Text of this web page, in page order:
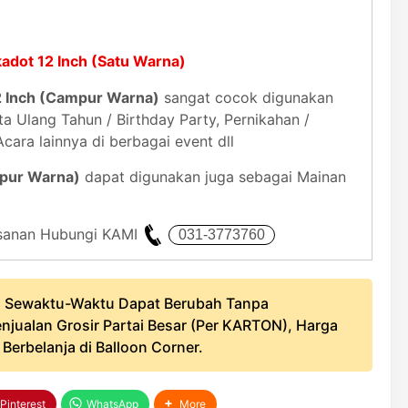
12 Inch (Satu Warna)
Inch (Campur Warna) sangat cocok digunakan
Ulang Tahun / Birthday Party, Pernikahan /
lainnya di berbagai event dll
Warna) dapat digunakan juga sebagai Mainan
Hubungi KAMI
Waktu Dapat Berubah Tanpa
Grosir Partai Besar (Per KARTON), Harga
di Balloon Corner.
Pinterest WhatsApp More